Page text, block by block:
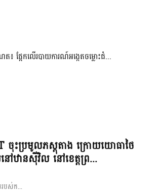
ផ្អែកលើរបាយការណ៍អង្កេតចម្លោះជំ...
ចុះប្រមូលភស្តុតាង ក្រោយយោធាថៃ
ៅឋានស៊ីវិល នៅខេត្តព្រ...
របស់ក...